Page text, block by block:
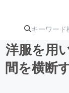
洋服を用
間を横断